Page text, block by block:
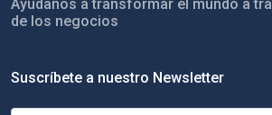
Ayúdanos a transformar el mundo a
de los negocios
Suscríbete a nuestro Newsletter